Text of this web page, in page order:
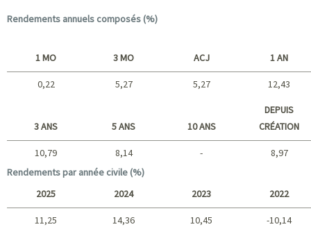
Rendements annuels composés (%)
1 MO 3 MO ACJ 1 AN
0,22 5,27 5,27 12,43
Long terme
3 ANS 5 ANS 10 ANS
DEPUIS
CRÉATION
10,79 8,14 -
8,97
Rendements par année civile (%)
2025 2024 2023 2022
11,25 14,36 10,45 -10,14